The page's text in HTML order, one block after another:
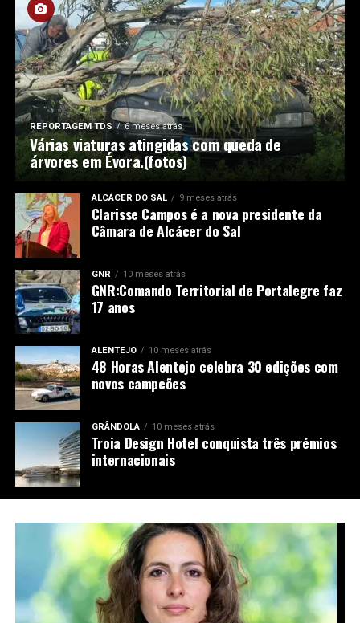
REPORTAGEM TDS 6 meses atrás
Várias viaturas atingidas com queda de
árvores em Évora.(fotos)
ALCÁCER DO SAL 9 meses atrás
Clarisse Campos é a nova presidente da
Câmara de Alcácer do Sal
GNR 10 meses atrás
GNR:Comando Territorial de Portalegre faz
17 anos
ALENTEJO 10 meses atrás
48 Horas Alentejo celebra 30 edições com
novos campeões
GRÂNDOLA 10 meses atrás
Troia Design Hotel conquista três prémios
internacionais